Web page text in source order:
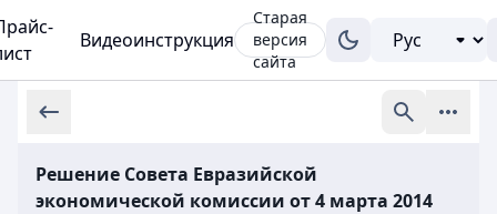
Видеоинструкция
Старая
версия
сайта
Решение Совета Евразийской
экономической комиссии от 4 марта 2014